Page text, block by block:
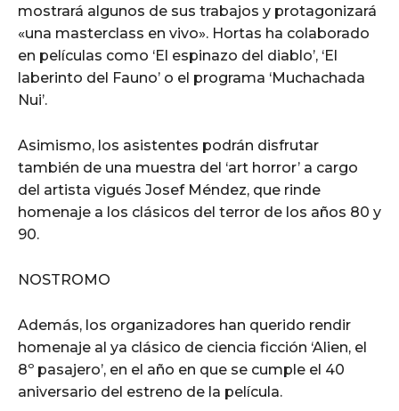
mostrará algunos de sus trabajos y protagonizará
«una masterclass en vivo». Hortas ha colaborado
en películas como ‘El espinazo del diablo’, ‘El
laberinto del Fauno’ o el programa ‘Muchachada
Nui’.
Asimismo, los asistentes podrán disfrutar
también de una muestra del ‘art horror’ a cargo
del artista vigués Josef Méndez, que rinde
homenaje a los clásicos del terror de los años 80 y
90.
NOSTROMO
Además, los organizadores han querido rendir
homenaje al ya clásico de ciencia ficción ‘Alien, el
8º pasajero’, en el año en que se cumple el 40
aniversario del estreno de la película.